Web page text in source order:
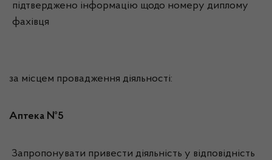
підтверджено інформацію щодо номеру диплому
фахівця
за місцем провадження діяльності:
Аптека №5
Запропонувати привести діяльність у відповідність